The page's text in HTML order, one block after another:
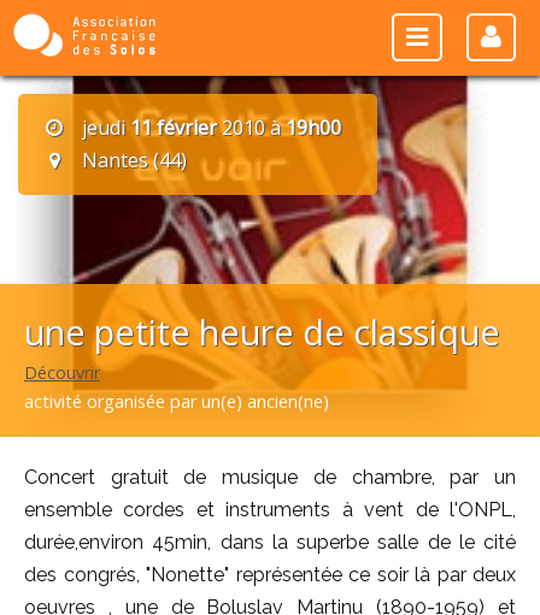
jeudi11 février2010 à19h00
Nantes (44)
une petite heure de classique
Découvrir
activité organisée par un(e) ancien(ne)
Concert gratuit de musique de chambre, par un
ensemble cordes et instruments à vent de l'ONPL,
durée,environ 45min, dans la superbe salle de le cité
des congrés, "Nonette" représentée ce soir là par deux
oeuvres , une de Boluslav Martinu (1890-1959) et